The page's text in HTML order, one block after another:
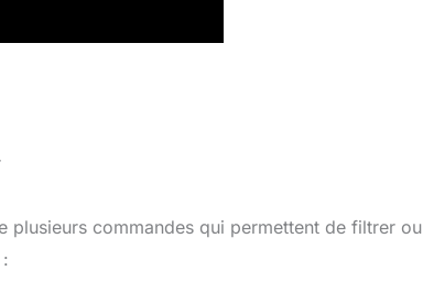
plusieurs commandes qui permettent de filtrer ou